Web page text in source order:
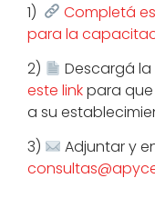
1)
Completá
para la
2)
Descargá
este linkpara que
a su
3)
Adjuntar y